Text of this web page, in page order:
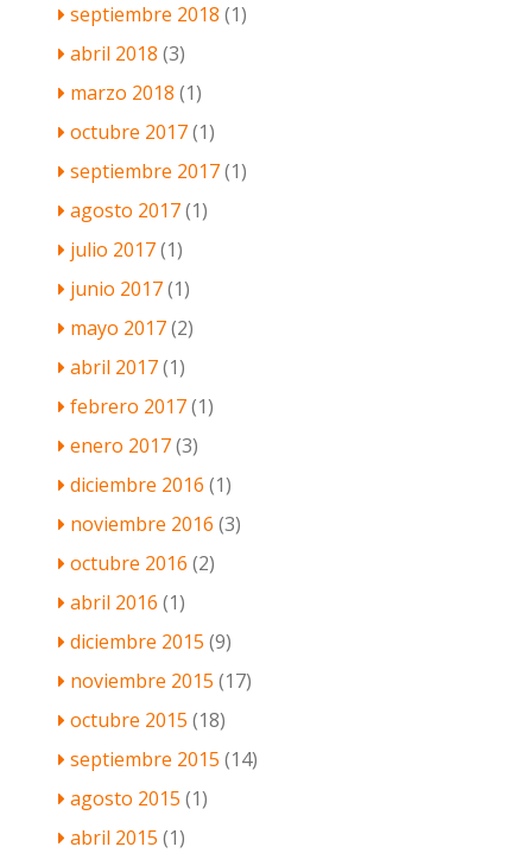
septiembre 2018 (1)
abril 2018 (3)
marzo 2018 (1)
octubre 2017(1)
septiembre 2017(1)
agosto 2017(1)
julio 2017(1)
junio 2017(1)
mayo 2017(2)
abril 2017(1)
febrero 2017(1)
enero 2017(3)
diciembre 2016 (1)
noviembre 2016 (3)
octubre 2016 (2)
abril 2016 (1)
diciembre 2015 (9)
noviembre 2015 (17)
octubre 2015 (18)
septiembre 2015 (14)
agosto 2015 (1)
abril 2015 (1)